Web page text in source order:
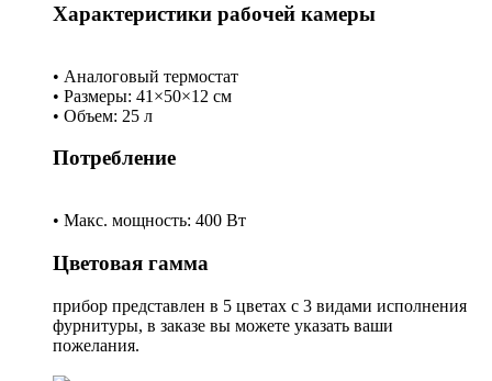
Характеристики рабочей камеры
• Аналоговый термостат
• Размеры: 41×50×12 см
• Объем: 25 л
Потребление
• Макс. мощность: 400 Вт
Цветовая гамма
прибор представлен в 5 цветах с 3 видами исполнения
фурнитуры, в заказе вы можете указать ваши
пожелания.